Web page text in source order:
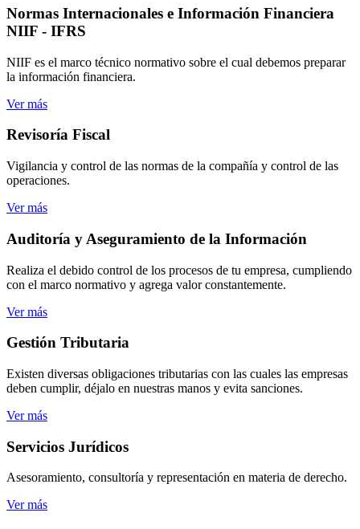
Normas Internacionales e Información Financiera
NIIF - IFRS
NIIF es el marco técnico normativo sobre el cual debemos preparar
la información financiera.
Ver más
Revisoría Fiscal
Vigilancia y control de las normas de la compañía y control de las
operaciones.
Ver más
Auditoría y Aseguramiento de la Información
Realiza el debido control de los procesos de tu empresa, cumpliendo
con el marco normativo y agrega valor constantemente.
Ver más
Gestión Tributaria
Existen diversas obligaciones tributarias con las cuales las empresas
deben cumplir, déjalo en nuestras manos y evita sanciones.
Ver más
Servicios Jurídicos
Asesoramiento, consultoría y representación en materia de derecho.
Ver más